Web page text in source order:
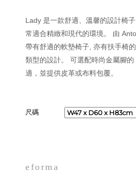
Lady 是一款舒適、溫馨的設計椅
常適合精緻和現代的環境。 由
帶有舒適的軟墊椅子, 亦有扶手椅
類型的設計。 可選配時尚金屬腳
適，並提供皮革或布料包覆。
尺碼
eforma